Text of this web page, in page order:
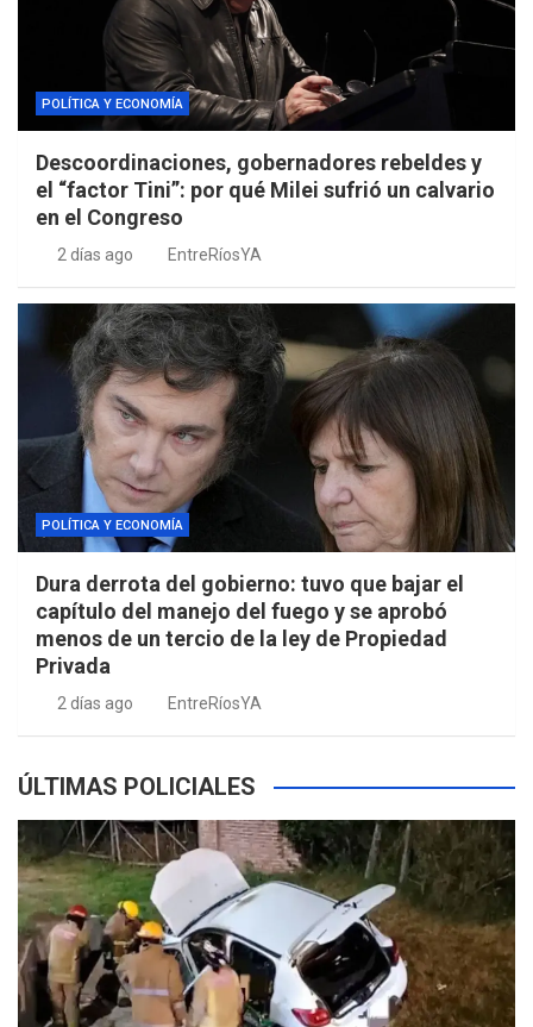
POLÍTICA Y ECONOMÍA
Descoordinaciones, gobernadores rebeldes y
el “factor Tini”: por qué Milei sufrió un calvario
en el Congreso
2 días ago EntreRíosYA
POLÍTICA Y ECONOMÍA
Dura derrota del gobierno: tuvo que bajar el
capítulo del manejo del fuego y se aprobó
menos de un tercio de la ley de Propiedad
Privada
2 días ago EntreRíosYA
ÚLTIMAS POLICIALES